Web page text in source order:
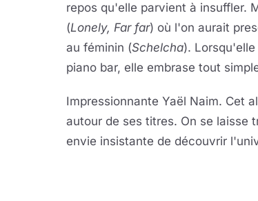
repos qu'elle parvient à insuffler.
(Lonely, Far far) où l'on aurait
au féminin (Schelcha).
piano bar, elle embrase tout
Impressionnante Yaël Naim. Cet
autour de ses titres. On se laisse
envie insistante de découvrir